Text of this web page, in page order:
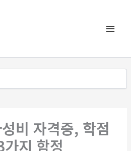
비 자격증, 학점
지 함정